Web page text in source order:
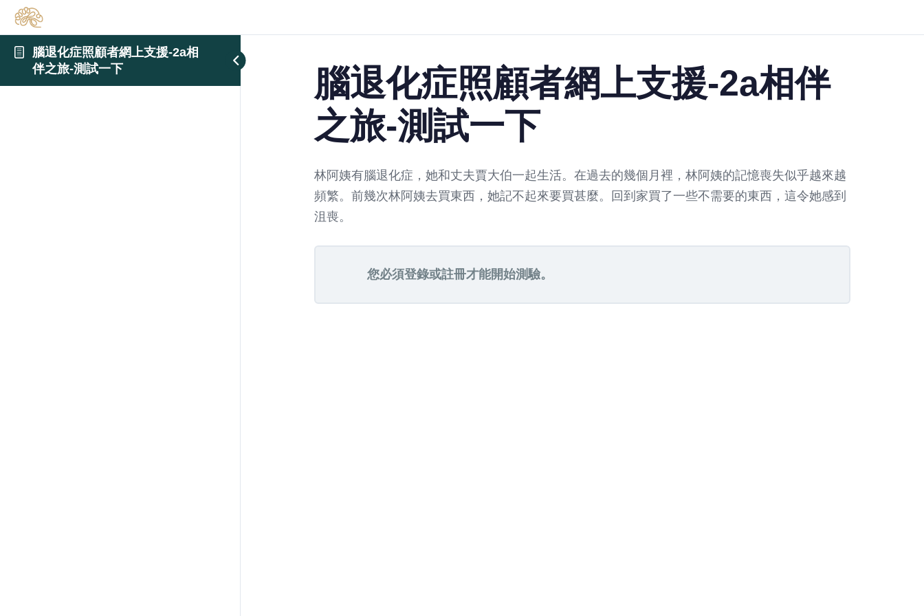
腦退化症照顧者網上支援-2a相
伴之旅-測試一下
腦退化症照顧者網上支援-2a相伴
之旅-測試一下
林阿姨有腦退化症，她和丈夫賈大伯一起生活。在過去的幾個月裡，林阿姨的記憶喪失似乎越來越
頻繁。前幾次林阿姨去買東西，她記不起來要買甚麼。回到家買了一些不需要的東西，這令她感到
沮喪。
您必須登錄或註冊才能開始測驗。